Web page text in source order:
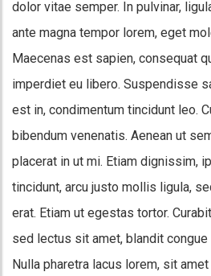
dolor vitae semper. In pulvinar,
ante magna tempor lorem, eget
Maecenas est sapien, consequat
imperdiet eu libero. Suspendisse
est in, condimentum tincidunt leo.
bibendum venenatis. Aenean ut
placerat in ut mi. Etiam dignissim,
tincidunt, arcu justo mollis ligula,
erat. Etiam ut egestas tortor.
sed lectus sit amet, blandit congue
Nulla pharetra lacus lorem, sit